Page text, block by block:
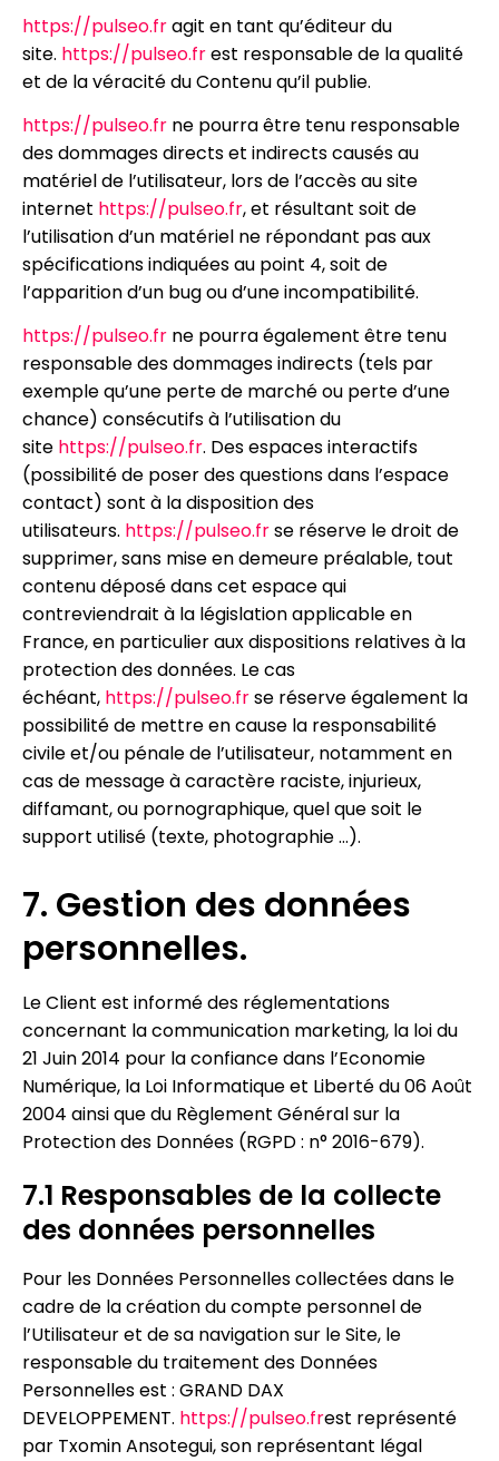
https://pulseo.fragit en tant qu’éditeur du
site. https://pulseo.frest responsable de la qualité
et de la véracité du Contenu qu’il publie.
https://pulseo.fr ne pourra être tenu responsable
des dommages directs et indirects causés au
matériel de l’utilisateur, lors de l’accès au site
internet https://pulseo.fr, et résultant soit de
l’utilisation d’un matériel ne répondant pas aux
spécifications indiquées au point 4, soit de
l’apparition d’un bug ou d’une incompatibilité.
https://pulseo.fr ne pourra également être tenu
responsable des dommages indirects (tels par
exemple qu’une perte de marché ou perte d’une
chance) consécutifs à l’utilisation du
site https://pulseo.fr. Des espaces interactifs
(possibilité de poser des questions dans l’espace
contact) sont à la disposition des
utilisateurs. https://pulseo.frse réserve le droit de
supprimer, sans mise en demeure préalable, tout
contenu déposé dans cet espace qui
contreviendrait à la législation applicable en
France, en particulier aux dispositions relatives à la
protection des données. Le cas
échéant, https://pulseo.frse réserve également la
possibilité de mettre en cause la responsabilité
civile et/ou pénale de l’utilisateur, notamment en
cas de message à caractère raciste, injurieux,
diffamant, ou pornographique, quel que soit le
support utilisé (texte, photographie …).
7. Gestion des données
personnelles.
Le Client est informé des réglementations
concernant la communication marketing, la loi du
21 Juin 2014 pour la confiance dans l’Economie
Numérique, la Loi Informatique et Liberté du 06 Août
2004 ainsi que du Règlement Général sur la
Protection des Données (RGPD : n° 2016-679).
7.1 Responsables de la collecte
des données personnelles
Pour les Données Personnelles collectées dans le
cadre de la création du compte personnel de
l’Utilisateur et de sa navigation sur le Site, le
responsable du traitement des Données
Personnelles est : GRAND DAX
DEVELOPPEMENT. https://pulseo.frest représenté
par Txomin Ansotegui, son représentant légal